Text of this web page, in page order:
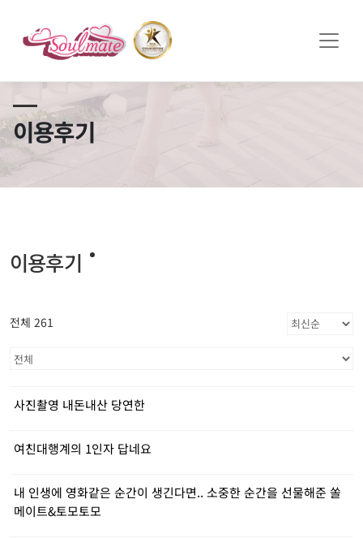
이용후기
이용후기
전체 261
사진촬영 내돈내산 당연한
여친대행계의 1인자 답네요
내 인생에 영화같은 순간이 생긴다면.. 소중한 순간을 선물해준 쏠
메이트&토모토모
쏠메이트×토모토모 프로모션 영상 full버전 보러가기